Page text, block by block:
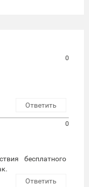
0
Ответить
0
бесплатного
Ответить